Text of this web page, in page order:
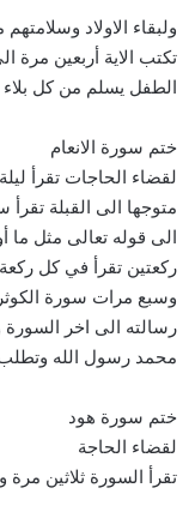
ولبقاء الاولاد وسلامتهم
تكتب الاية أربعين مرة
الطفل يسلم من كل بلاء
ختم سورة الانعام
لقضاء الحاجات تقرأ
متوجها الى القبلة
الى قوله تعالى مثل ما
ركعتين تقرأ في كل
وسبع مرات سورة
رسالته الى اخر السورة
محمد رسول الله
ختم سورة هود
لقضاء الحاجة
تقرأ السورة ثلاثين